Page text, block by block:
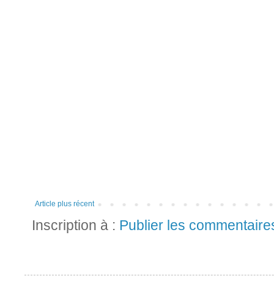
Article plus récent
Inscription à : Publier les